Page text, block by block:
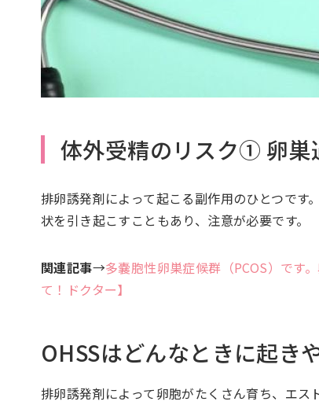
体外受精のリスク① 卵巣
排卵誘発剤によって起こる副作用のひとつで
状を引き起こすこともあり、注意が必要です。
関連記事→多嚢胞性卵巣症候群（PCOS）です
て！ドクター】
OHSSはどんなときに起き
排卵誘発剤によって卵胞がたくさん育ち、エ